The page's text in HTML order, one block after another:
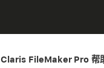
Claris FileMaker Pro 帮